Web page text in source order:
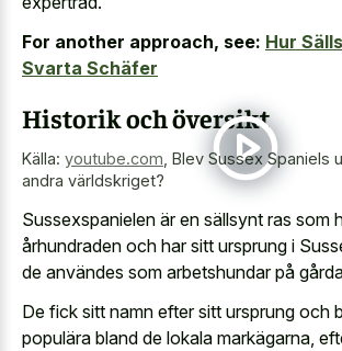
For another approach, see: Hur
Svarta Schäfer
Historik och översikt
Källa: youtube.com Blev Sussex Spaniels
andra världskriget?
Sussexspanielen är en sällsynt ras som
århundraden och har sitt ursprung i
de användes som arbetshundar på
De fick sitt namn efter sitt ursprung och
populära bland de lokala markägarna,